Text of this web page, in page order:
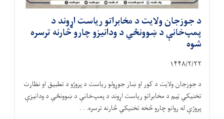
د جوزجان ولایت د مخابراتو ریاست اړوند د
پمپ‌خانې د ښوونځي د ودانیزو چارو څارنه ترسره
شوه
۱۴۴۸/۲/۲۲
د جوزجان ولایت د کور او ښار جوړولو ریاست د پروژو د تطبیق او نظارت
تخنیکي ټیم د مخابراتو ریاست اړوند د پمپ‌خانې د ښوونځي د ودانیزې
پروژې له روانو چارو څخه تخنیکي څارنه ترسره. . .